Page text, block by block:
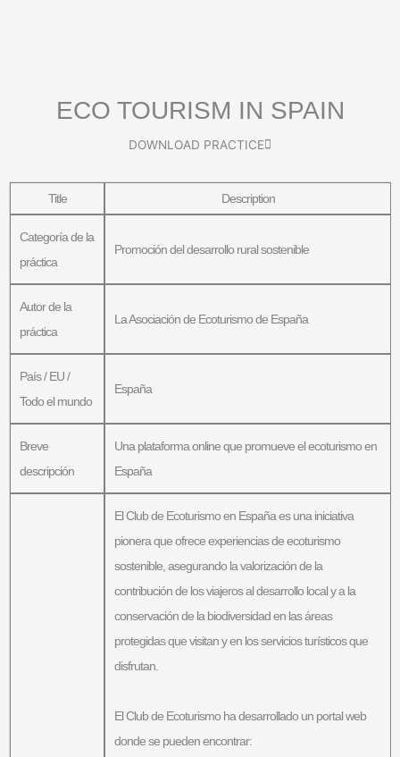
ECO TOURISM IN SPAIN
DOWNLOAD PRACTICE
Title Description
Categoría de la
práctica
Promoción del desarrollo rural sostenible
Autor de la
práctica
La Asociación de Ecoturismo de España
País / EU /
Todo el mundo
España
Breve
descripción
Una plataforma online que promueve el ecoturismo en
España
El Club de Ecoturismo en España es una iniciativa
pionera que ofrece experiencias de ecoturismo
sostenible, asegurando la valorización de la
contribución de los viajeros al desarrollo local y a la
conservación de la biodiversidad en las áreas
protegidas que visitan y en los servicios turísticos que
disfrutan.
El Club de Ecoturismo ha desarrollado un portal web
donde se pueden encontrar: